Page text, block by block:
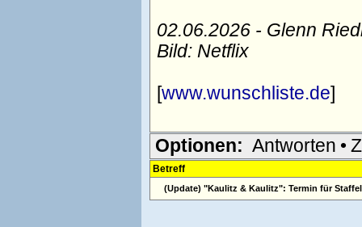
02.06.2026 - Glenn
Bild: Netflix
[www.wunschliste.de]
Optionen: Antworten •
Betreff
(Update) "Kaulitz & Kaulitz": Termin für